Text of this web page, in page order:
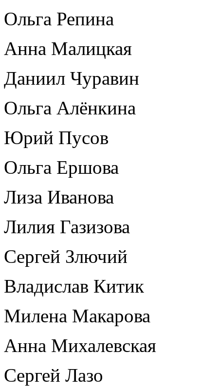
Ольга Репина
Анна Малицкая
Даниил Чуравин
Ольга Алёнкина
Юрий Пусов
Ольга Ершова
Лиза Иванова
Лилия Газизова
Сергей Злючий
Владислав Китик
Милена Макарова
Анна Михалевская
Сергей Лазо